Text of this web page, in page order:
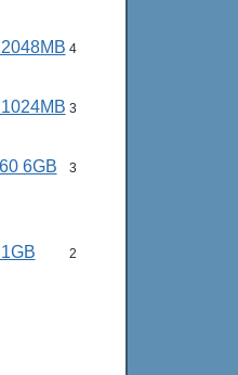
4
3
6GB
3
2